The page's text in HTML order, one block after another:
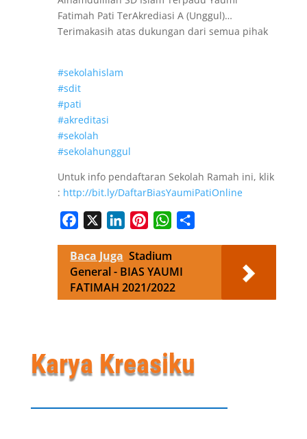
Fatimah Pati TerAkrediasi A (Unggul)…
Terimakasih atas dukungan dari semua pihak
#sekolahislam
#sdit
#pati
#akreditasi
#sekolah
#sekolahunggul
Untuk info pendaftaran Sekolah Ramah ini, klik
: http://bit.ly/DaftarBiasYaumiPatiOnline
Facebook LinkedInPinterestWhatsApp
Baca Juga Stadium
General - BIAS YAUMI
FATIMAH 2021/2022
Karya Kreasiku